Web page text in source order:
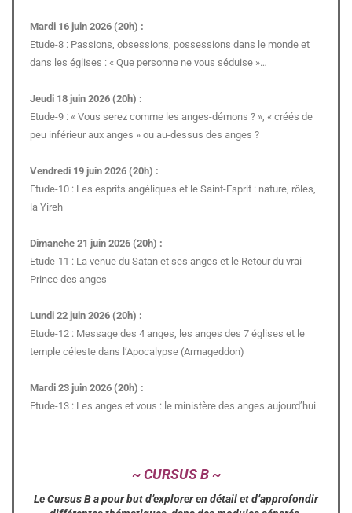
Mardi 16 juin 2026 (20h) :
Etude-8 : Passions, obsessions, possessions dans le monde et
dans les églises : « Que personne ne vous séduise »…
Jeudi 18 juin 2026 (20h) :
Etude-9 : « Vous serez comme les anges-démons ? », « créés de
peu inférieur aux anges » ou au-dessus des anges ?
Vendredi 19 juin 2026 (20h) :
Etude-10 : Les esprits angéliques et le Saint-Esprit : nature, rôles,
la Yireh
Dimanche 21 juin 2026 (20h) :
Etude-11 : La venue du Satan et ses anges et le Retour du vrai
Prince des anges
Lundi 22 juin 2026 (20h) :
Etude-12 : Message des 4 anges, les anges des 7 églises et le
temple céleste dans l’Apocalypse (Armageddon)
Mardi 23 juin 2026 (20h) :
Etude-13 : Les anges et vous : le ministère des anges aujourd’hui
~ CURSUS B ~
Le Cursus B a pour but d’explorer en détail et d’approfondir